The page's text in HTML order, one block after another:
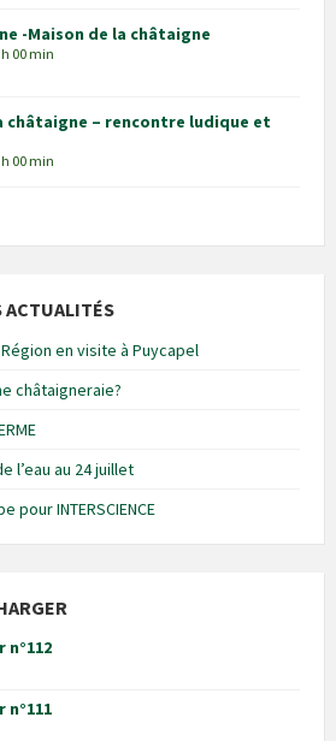
-Maison de la châtaigne
00 min
châtaigne – rencontre ludique et
00 min
ACTUALITÉS
en visite à Puycapel
châtaigneraie?
l’eau au 24 juillet
pour INTERSCIENCE